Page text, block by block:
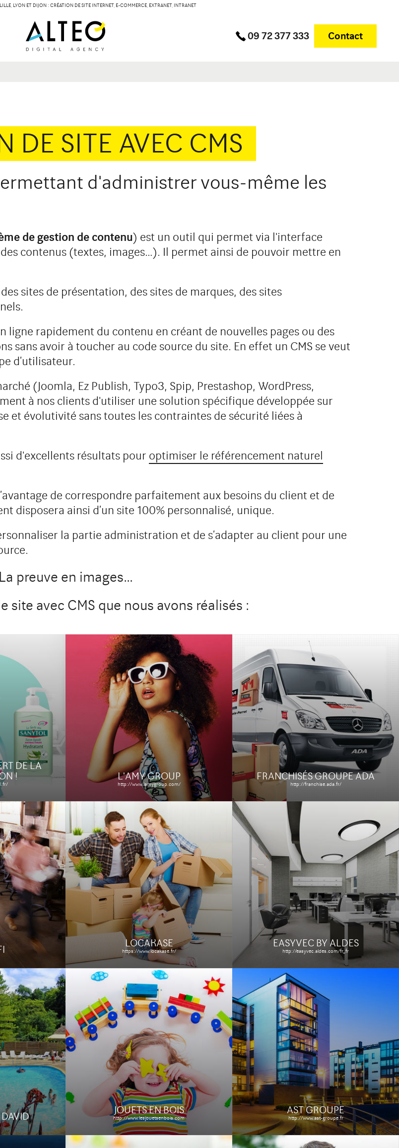
LYON ET DIJON : CRÉATION DE SITE INTERNET, E-COMMERCE, EXTRANET, INTRANET
09 72 377 333 Contact
des Templiers
10 avenue Foch Immeuble Le Mazarin - LBA
DE SITE AVEC CMS
d'administrer vous-même les
de gestion de contenu) est un outil qui permet via l'interface
contenus (textes, images…). Il permet ainsi de pouvoir mettre en
sites de présentation, des sites de marques, des sites
ligne rapidement du contenu en créant de nouvelles pages ou des
sans avoir à toucher au code source du site. En effet un CMS se veut
d’utilisateur.
(Joomla, Ez Publish, Typo3, Spip, Prestashop, WordPress,
à nos clients d'utiliser une solution spécifique développée sur
et évolutivité sans toutes les contraintes de sécurité liées à
d'excellents résultats pour optimiser le référencement naturel
de correspondre parfaitement aux besoins du client et de
disposera ainsi d’un site 100% personnalisé, unique.
la partie administration et de s’adapter au client pour une
La preuve en images…
site avec CMS que nous avons réalisés :
DE LA
!
L'AMY GROUP
http://www.lamygroup.com/
L'AMY GROUP
FRANCHISÉS GROUPE ADA
http://franchise.ada.fr/
FRANCHISÉS GROUPE
ADA
LOCAKASE
https://www.locakase.fr/
LOCAKASE
https://www.locakase.fr/
Le site Étude de cas
EASYVEC BY ALDES
http://easyvec.aldes.com/fr_fr
EASYVEC BY ALDES
http://easyvec.aldes.com/fr_fr
Le site Étude de cas
JOUETS EN BOIS
http://www.lesjouetsenbois.com
JOUETS EN BOIS
http://www.lesjouetsenbois.com
Le site Étude de cas
AST GROUPE
http://www.ast-groupe.fr
AST GROUPE
http://www.ast-groupe.fr
Le site Étude de cas
COOK ONLY
http://www.cookonly.fr
Le site Étude de cas
MFIF - MUTUELLE
SANTÉ ET
PRÉVOYANCE
http://www.mfif.fr
Le site Étude de cas